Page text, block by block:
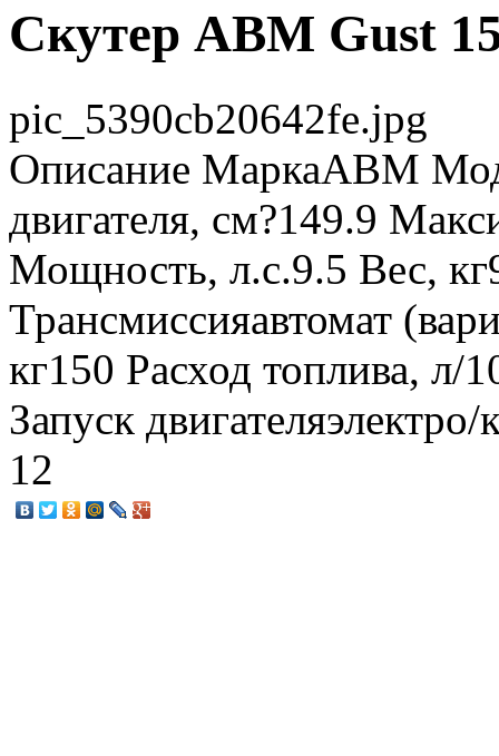
Скутер ABM Gust
pic_5390cb20642fe.jpg
Описание МаркаABM
двигателя, см?149.9
Мощность, л.с.9.5 Вес,
Трансмиссияавтомат
кг150 Расход топлива, л/
Запуск
12